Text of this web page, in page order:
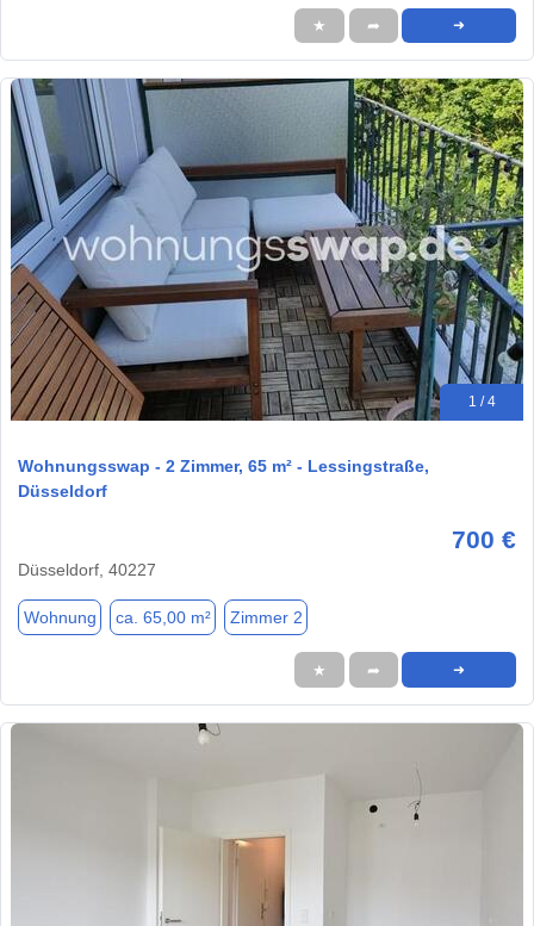
★ ➦ ➜
1 / 4
Wohnungsswap - 2 Zimmer, 65 m² - Lessingstraße,
Düsseldorf
700 €
Düsseldorf, 40227
Wohnung ca. 65,00 m² Zimmer 2
★ ➦ ➜